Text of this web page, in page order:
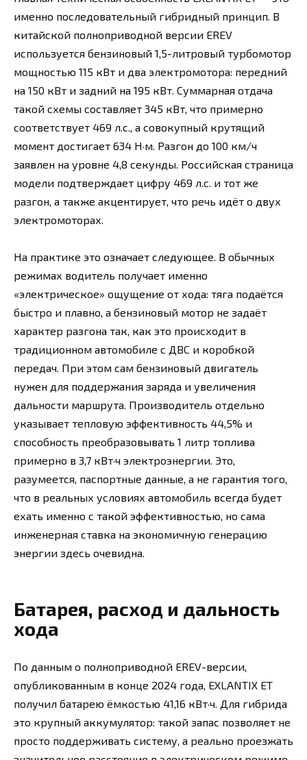
именно последовательный гибридный принцип. В
китайской полноприводной версии EREV
используется бензиновый 1,5-литровый турбомотор
мощностью 115 кВт и два электромотора: передний
на 150 кВт и задний на 195 кВт. Суммарная отдача
такой схемы составляет 345 кВт, что примерно
соответствует 469 л.с., а совокупный крутящий
момент достигает 634 Н·м. Разгон до 100 км/ч
заявлен на уровне 4,8 секунды. Российская страница
модели подтверждает цифру 469 л.с. и тот же
разгон, а также акцентирует, что речь идёт о двух
электромоторах.
На практике это означает следующее. В обычных
режимах водитель получает именно
«электрическое» ощущение от хода: тяга подаётся
быстро и плавно, а бензиновый мотор не задаёт
характер разгона так, как это происходит в
традиционном автомобиле с ДВС и коробкой
передач. При этом сам бензиновый двигатель
нужен для поддержания заряда и увеличения
дальности маршрута. Производитель отдельно
указывает тепловую эффективность 44,5% и
способность преобразовывать 1 литр топлива
примерно в 3,7 кВт·ч электроэнергии. Это,
разумеется, паспортные данные, а не гарантия того,
что в реальных условиях автомобиль всегда будет
ехать именно с такой эффективностью, но сама
инженерная ставка на экономичную генерацию
энергии здесь очевидна.
Батарея, расход и дальность
хода
По данным о полноприводной EREV-версии,
опубликованным в конце 2024 года, EXLANTIX ET
получил батарею ёмкостью 41,16 кВт·ч. Для гибрида
это крупный аккумулятор: такой запас позволяет не
просто поддерживать систему, а реально проезжать